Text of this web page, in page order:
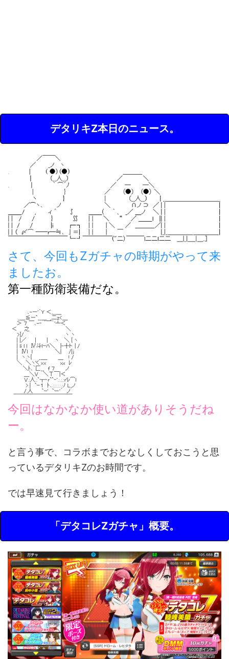
デタリキZ本日のニュース。
さて、今回もZガチャの時期がやって来
ましたお。
第一種防衛装備だな。
今回はなかなか使い道がありそうだね
ー。
と言う事で、コラボまでおとなしくしておこうと思
っているデタリキZのお時間です。
では早速見て行きましょう！
「デタコレZガチャ」概要。